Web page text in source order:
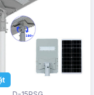
liền thể năng
2022.